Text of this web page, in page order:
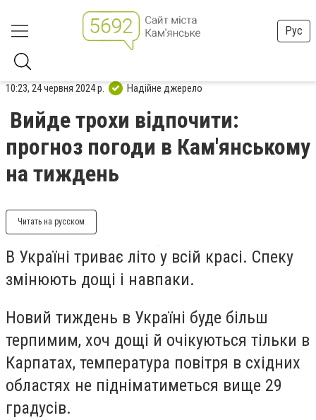
Рус
10:23, 24 червня 2024 р. Надійне джерело
Вийде трохи відпочити:
прогноз погоди в Кам'янському
на тиждень
Читать на русском
В Україні триває літо у всій красі. Спеку
змінюють дощі і навпаки.
Новий тиждень в Україні буде більш
терпимим, хоч дощі й очікуються тільки в
Карпатах, температура повітря в східних
областях не підніматиметься вище 29
градусів.